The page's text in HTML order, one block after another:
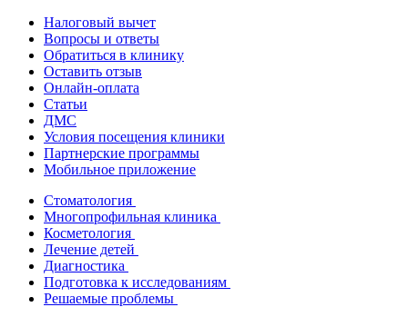
Налоговый вычет
Вопросы и ответы
Обратиться в клинику
Оставить отзыв
Онлайн-оплата
Статьи
ДМС
Условия посещения клиники
Партнерские программы
Мобильное приложение
Стоматология
Многопрофильная клиника
Косметология
Лечение детей
Диагностика
Подготовка к исследованиям
Решаемые проблемы